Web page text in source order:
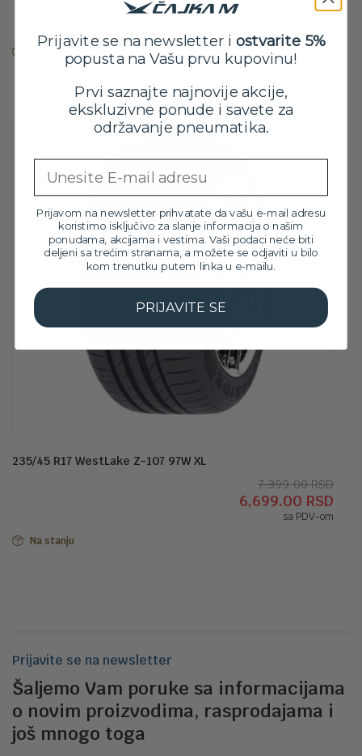
5,599.00RSD
Na stanju
18,799.00RSD
sa PDV-om
235/45 R17 WestLake Z-107 97W XL
7,399.00RSD
je
6,699.00 RSD
je:
sa PDV-om
Na stanju
Prijavite se na newsletter
Šaljemo Vam poruke sa informacijama
o novim proizvodima, rasprodajama i
još mnogo toga
Prijavite se na newsletter i ostvarite 5%
popusta na Vašu prvu kupovinu!
Prvi saznajte najnovije akcije,
ekskluzivne ponude i savete za
održavanje pneumatika.
Prijavom na newsletter prihvatate da vašu e-mail adresu
koristimo isključivo za slanje informacija o našim
ponudama, akcijama i vestima. Vaši podaci neće biti
deljeni sa trećim stranama, a možete se odjaviti u bilo
kom trenutku putem linka u e-mailu.
PRIJAVITE SE